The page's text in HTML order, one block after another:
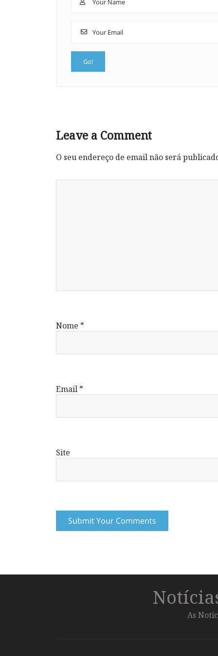
Leave a Comment
O seu endereço de email não será
Nome *
Email *
Site
As